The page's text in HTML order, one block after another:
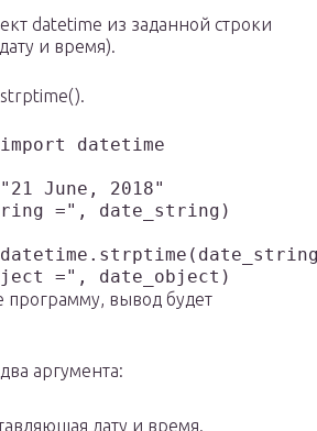
datetime из заданной строки
и время).
datetime
June, 2018"
=", date_string)
=", date_object)
программу, вывод будет
аргумента:
дату и время.